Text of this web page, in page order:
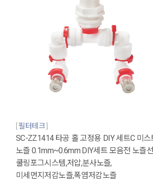
필터테크
SC-ZZ1414 타공 홀 고정용 DIY 세트C 미스
노즐 0.1mm~0.6mm DIY세트 모음전 노즐
쿨링포그시스템,저압,분사노즐,
미세먼지저감노즐,폭염저감노즐